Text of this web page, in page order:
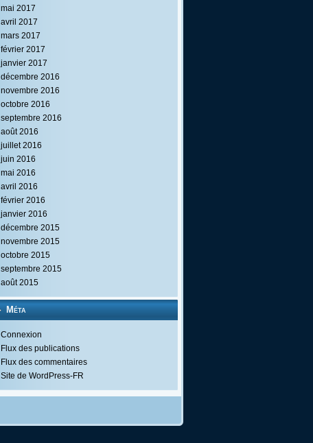
mai 2017
avril 2017
mars 2017
février 2017
janvier 2017
décembre 2016
novembre 2016
octobre 2016
septembre 2016
août 2016
juillet 2016
juin 2016
mai 2016
avril 2016
février 2016
janvier 2016
décembre 2015
novembre 2015
octobre 2015
septembre 2015
août 2015
Méta
Connexion
Flux des publications
Flux des commentaires
Site de WordPress-FR